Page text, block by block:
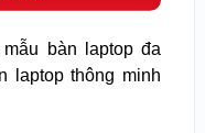
bàn laptop đa
laptop thông minh